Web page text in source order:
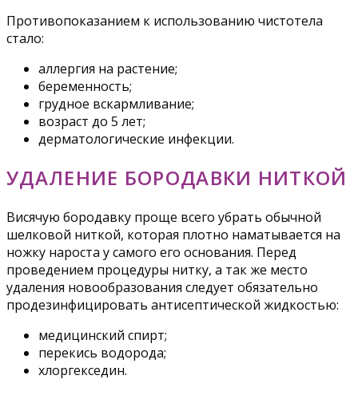
Противопоказанием к использованию чистотела
стало:
аллергия на растение;
беременность;
грудное вскармливание;
возраст до 5 лет;
дерматологические инфекции.
УДАЛЕНИЕ БОРОДАВКИ НИТКОЙ
Висячую бородавку проще всего убрать обычной
шелковой ниткой, которая плотно наматывается на
ножку нароста у самого его основания. Перед
проведением процедуры нитку, а так же место
удаления новообразования следует обязательно
продезинфицировать антисептической жидкостью:
медицинский спирт;
перекись водорода;
хлоргекседин.